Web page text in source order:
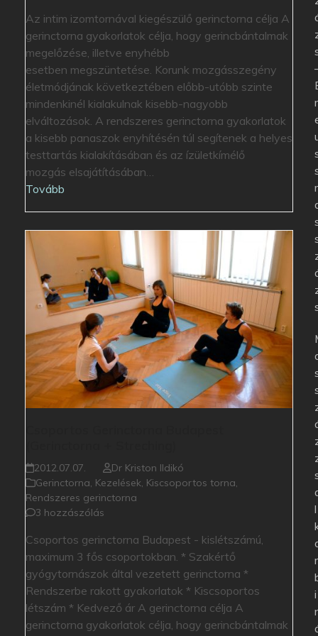
Az intim izomtornával kiegészülő gerinctorna célja A
gerinctorna gyakorlatok célja, hogy gerincbántalmak
megelőzése, illetve enyhébb
esetben megszüntetése. Korunk mozgásszegény
életmódjának következtében előbb-utóbb szinte
mindenkinél kialakulnak kisebb-nagyobb
elváltozások. A rendszeres gerinctorna gyakorlatok
a kisebb panaszok enyhítésén túl segítenek a helyes
testtartás kialakításában és az ízületkímélő
mozgás elsajátításában…
Tovább
2012.07.07.
Dr Kriston Ildikó
Gerinctorna, Kezelések, Kiscsoportos torna,
Rendszeres gerinctorna
3 hozzászólás
Csoportos gerinctorna Budapest - kislétszámú,
maximum 3 fős csoportokban. * Szakértő
gyógytornászok által vezetett gerinctorna *
Rendszerbe rakott gyakorlatok * Kiscsoportos
létszám * Kedvező ár A gerinctorna célja A
gerinctorna gyakorlatok célja, hogy gerincbántalmak
r
l
i